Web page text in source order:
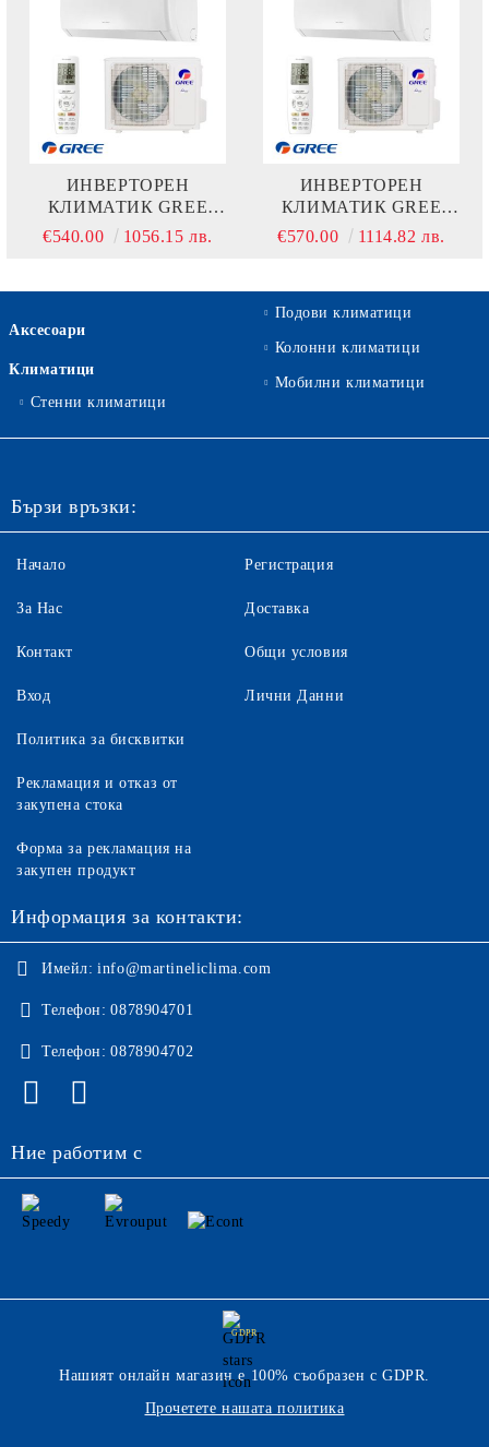
ИНВЕРТОРЕН
КЛИМАТИК GREE
PULAR GWH09AGBXB-
€540.00 1056.15 лв.
ИНВЕРТОРЕН
КЛИМАТИК GREE
PULAR II ECO+
€570.00 1114.82 лв.
Аксесоари
Климатици
Стенни климатици
Подови климатици
Колонни климатици
Мобилни климатици
Бързи връзки:
Начало
За Нас
Контакт
Вход
Регистрация
Доставка
Общи условия
Лични Данни
Политика за бисквитки
Рекламация и отказ от
закупена стока
Форма за рекламация на
закупен продукт
Информация за контакти:
Имейл: info@martineliclima.com
Телефон: 0878904701
Телефон: 0878904702
Ние работим с
GDPR
Нашият онлайн магазин е 100% съобразен с GDPR.
Прочетете нашата политика